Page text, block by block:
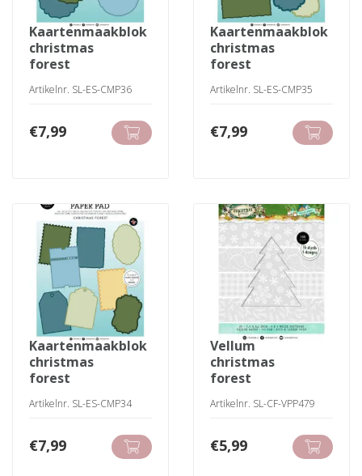
kaartenmaakblok
christmas
forest
Artikelnr. SL-ES-CMP36
€7,99
kaartenmaakblok
christmas
forest
Artikelnr. SL-ES-CMP35
€7,99
kaartenmaakblok
christmas
forest
Artikelnr. SL-ES-CMP34
€7,99
vellum
christmas
forest
Artikelnr. SL-CF-VPP479
€5,99